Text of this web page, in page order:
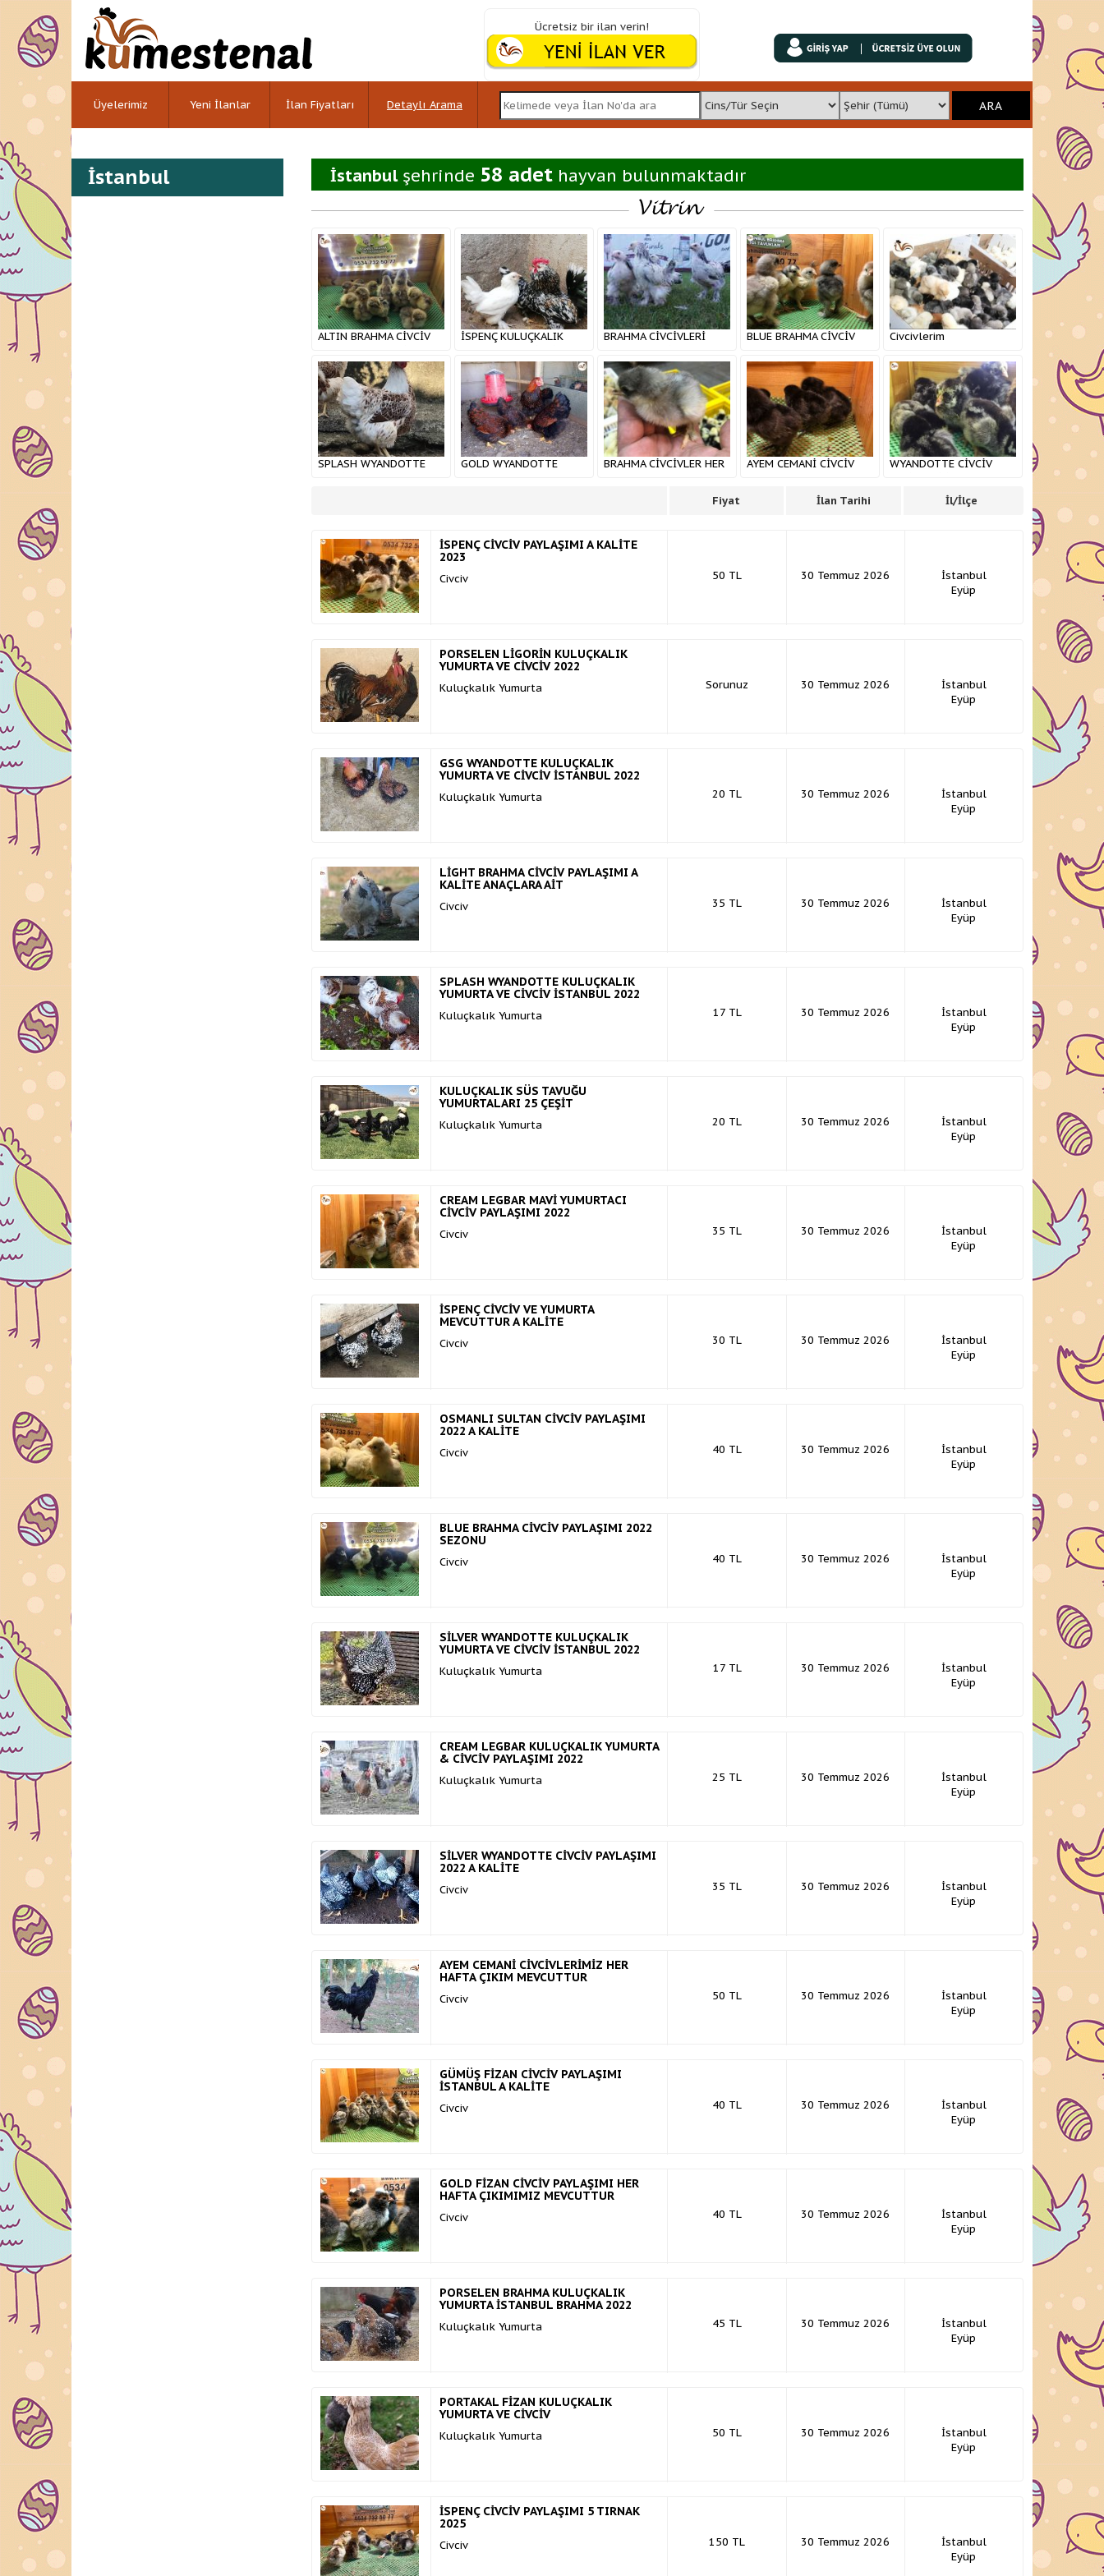
Ücretsiz bir ilan verin!
Üyelerimiz Yeni İlanlar İlan Fiyatları Detaylı Arama
İstanbul İstanbulşehrinde 58 adet hayvan bulunmaktadır
ALTIN BRAHMA CİVCİV
2022
İSPENÇ KULUÇKALIK
PAYLAŞIMI İSTANBUL
2022
BRAHMA CİVCİVLERİ
ÇİFTLİĞİNDEN
BLUE BRAHMA CİVCİV
HAFTA MEVCUTTUR
Civcivlerim
SPLASH WYANDOTTE
GOLD WYANDOTTE
BRAHMA CİVCİVLER HER
AYEM CEMANİ CİVCİV
WYANDOTTE CİVCİV
BRAHMA SÜS TAVUKLARI
Fiyat İlan Tarihi İl/İlçe
İSPENÇ CİVCİV PAYLAŞIMI A KALİTE
2023
Civciv 50 TL 30 Temmuz 2026
İstanbul
Eyüp
PORSELEN LİGORİN KULUÇKALIK
YUMURTA VE CİVCİV 2022
Kuluçkalık Yumurta Sorunuz 30 Temmuz 2026
İstanbul
Eyüp
GSG WYANDOTTE KULUÇKALIK
YUMURTA VE CİVCİV İSTANBUL 2022
Kuluçkalık Yumurta 20 TL 30 Temmuz 2026
İstanbul
Eyüp
LİGHT BRAHMA CİVCİV PAYLAŞIMI A
KALİTE ANAÇLARA AİT
Civciv 35 TL 30 Temmuz 2026
İstanbul
Eyüp
SPLASH WYANDOTTE KULUÇKALIK
YUMURTA VE CİVCİV İSTANBUL 2022
Kuluçkalık Yumurta 17 TL 30 Temmuz 2026
İstanbul
Eyüp
KULUÇKALIK SÜS TAVUĞU
YUMURTALARI 25 ÇEŞİT
Kuluçkalık Yumurta 20 TL 30 Temmuz 2026
İstanbul
Eyüp
CREAM LEGBAR MAVİ YUMURTACI
CİVCİV PAYLAŞIMI 2022
Civciv 35 TL 30 Temmuz 2026
İstanbul
Eyüp
İSPENÇ CİVCİV VE YUMURTA
MEVCUTTUR A KALİTE
Civciv 30 TL 30 Temmuz 2026
İstanbul
Eyüp
OSMANLI SULTAN CİVCİV PAYLAŞIMI
2022 A KALİTE
Civciv 40 TL 30 Temmuz 2026
İstanbul
Eyüp
BLUE BRAHMA CİVCİV PAYLAŞIMI 2022
SEZONU
Civciv 40 TL 30 Temmuz 2026
İstanbul
Eyüp
SİLVER WYANDOTTE KULUÇKALIK
YUMURTA VE CİVCİV İSTANBUL 2022
Kuluçkalık Yumurta 17 TL 30 Temmuz 2026
İstanbul
Eyüp
CREAM LEGBAR KULUÇKALIK YUMURTA
& CİVCİV PAYLAŞIMI 2022
Kuluçkalık Yumurta 25 TL 30 Temmuz 2026
İstanbul
Eyüp
SİLVER WYANDOTTE CİVCİV PAYLAŞIMI
2022 A KALİTE
Civciv 35 TL 30 Temmuz 2026
İstanbul
Eyüp
AYEM CEMANİ CİVCİVLERİMİZ HER
HAFTA ÇIKIM MEVCUTTUR
Civciv 50 TL 30 Temmuz 2026
İstanbul
Eyüp
GÜMÜŞ FİZAN CİVCİV PAYLAŞIMI
İSTANBUL A KALİTE
Civciv 40 TL 30 Temmuz 2026
İstanbul
Eyüp
GOLD FİZAN CİVCİV PAYLAŞIMI HER
HAFTA ÇIKIMIMIZ MEVCUTTUR
Civciv 40 TL 30 Temmuz 2026
İstanbul
Eyüp
PORSELEN BRAHMA KULUÇKALIK
YUMURTA İSTANBUL BRAHMA 2022
Kuluçkalık Yumurta 45 TL 30 Temmuz 2026
İstanbul
Eyüp
PORTAKAL FİZAN KULUÇKALIK
YUMURTA VE CİVCİV
Kuluçkalık Yumurta 50 TL 30 Temmuz 2026
İstanbul
Eyüp
İSPENÇ CİVCİV PAYLAŞIMI 5 TIRNAK
2025
Civciv 150 TL 30 Temmuz 2026
İstanbul
Eyüp